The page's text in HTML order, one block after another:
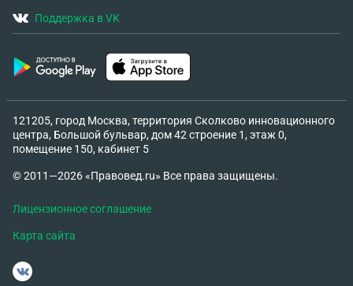
Поддержка в VK
121205, город Москва, территория Сколково инновационного
центра, Большой бульвар, дом 42 строение 1, этаж 0,
помещение 150, кабинет 5
© 2011—2026 «Правовед.ru» Все права защищены.
Лицензионное соглашение
Карта сайта